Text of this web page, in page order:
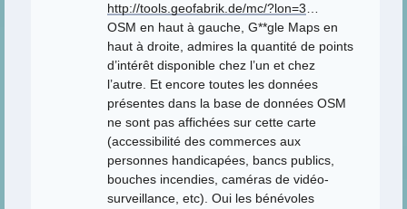
http://tools.geofabrik.de/mc/?lon=3…
OSM en haut à gauche, G**gle Maps en
haut à droite, admires la quantité de points
d’intérêt disponible chez l’un et chez
l’autre. Et encore toutes les données
présentes dans la base de données OSM
ne sont pas affichées sur cette carte
(accessibilité des commerces aux
personnes handicapées, bancs publics,
bouches incendies, caméras de vidéo-
surveillance, etc). Oui les bénévoles